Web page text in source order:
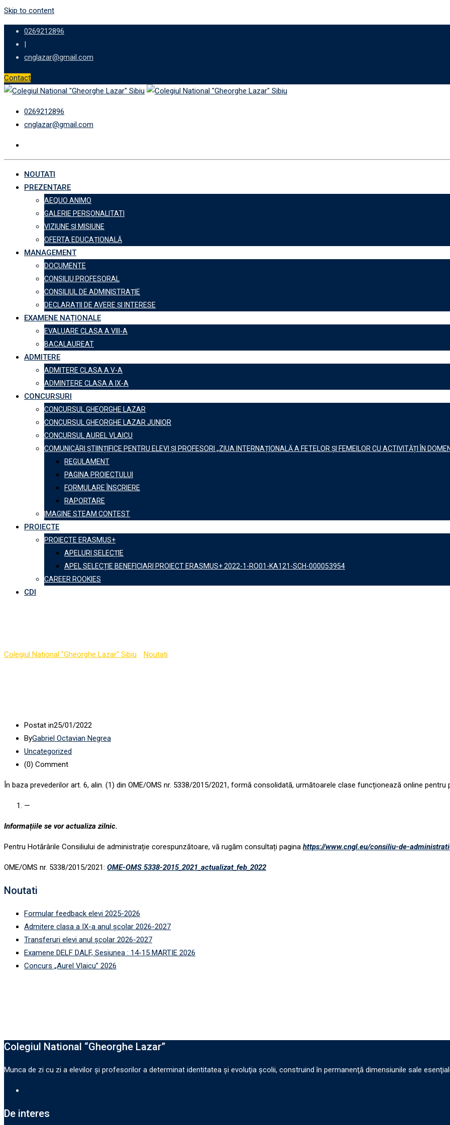
Skip to content
0269212896
|
cnglazar@gmail.com
Contact
0269212896
cnglazar@gmail.com
NOUTATI
PREZENTARE
AEQUO ANIMO
GALERIE PERSONALITATI
VIZIUNE ȘI MISIUNE
OFERTA EDUCAȚIONALĂ
MANAGEMENT
DOCUMENTE
CONSILIU PROFESORAL
CONSILIUL DE ADMINISTRAȚIE
DECLARAȚII DE AVERE ȘI INTERESE
EXAMENE NAȚIONALE
EVALUARE CLASA A VIII-A
BACALAUREAT
ADMITERE
ADMITERE CLASA A V-A
ADMINTERE CLASA A IX-A
CONCURSURI
CONCURSUL GHEORGHE LAZAR
CONCURSUL GHEORGHE LAZAR JUNIOR
CONCURSUL AUREL VLAICU
COMUNICĂRI ȘTIINȚIFICE PENTRU ELEVI ȘI PROFESORI „ZIUA INTERNAȚIONALĂ A FETELOR ȘI FEMEILOR CU ACTIVITĂȚI ÎN
REGULAMENT
PAGINA PROIECTULUI
FORMULARE ÎNSCRIERE
RAPORTARE
IMAGINE STEAM CONTEST
PROIECTE
PROIECTE ERASMUS+
APELURI SELECȚIE
APEL SELECȚIE BENEFICIARI PROIECT ERASMUS+ 2022-1-RO01-KA121-SCH-000053954
CAREER ROOKIES
CDI
Colegiul National "Gheorghe Lazar" Sibiu Noutati
Postat in25/01/2022
ByGabriel Octavian Negrea
Uncategorized
(0) Comment
În baza prevederilor art. 6, alin. (1) din OME/OMS nr. 5338/2015/2021, formă consolidată, următoarele clase funcționează online pentru
—
Informațiile se vor actualiza zilnic.
Pentru Hotărârile Consiliului de administrație corespunzătoare, vă rugăm consultați pagina https://www.cngl.eu/consiliu-de-
OME/OMS nr. 5338/2015/2021: OME-OMS 5338-2015_2021_actualizat_feb_2022
Noutati
Formular feedback elevi 2025-2026
Admitere clasa a IX-a anul școlar 2026-2027
Transferuri elevi anul școlar 2026-2027
Examene DELF DALF, Sesiunea : 14-15 MARTIE 2026
Concurs „Aurel Vlaicu” 2026
Colegiul National “Gheorghe Lazar”
Munca de zi cu zi a elevilor şi profesorilor a determinat identitatea şi evoluţia şcolii, construind în permanenţă dimensiunile sale
De interes